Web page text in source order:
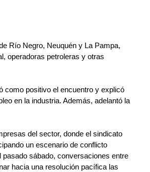
Río Negro, Neuquén y La Pampa,
operadoras petroleras y otras
como positivo el encuentro y explicó
en la industria. Además, adelantó la
del sector, donde el sindicato
un escenario de conflicto
sábado, conversaciones entre
hacia una resolución pacífica las